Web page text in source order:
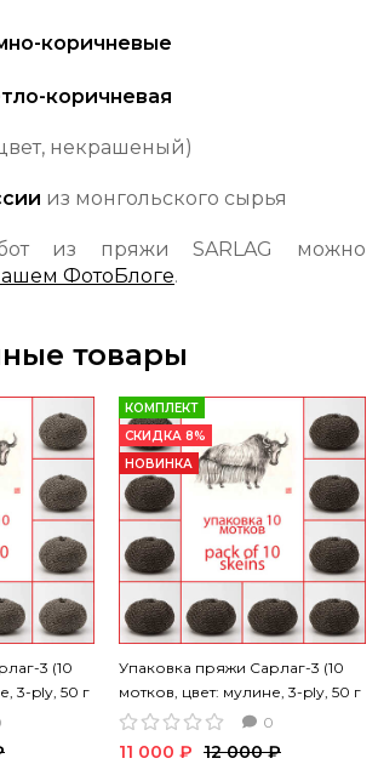
коричневые
коричневая
некрашеный)
из монгольского сырья
из пряжи SARLAG можно
ФотоБлоге.
товары
3 (10
3-ply, 50 г
КОМПЛЕКТ
СКИДКА 8%
НОВИНКА
Упаковка пряжи Сарлаг-3 (10
мотков, цвет: мулине, 3-ply, 50 г
200 м)
0
11 000 ₽ 12 000 ₽